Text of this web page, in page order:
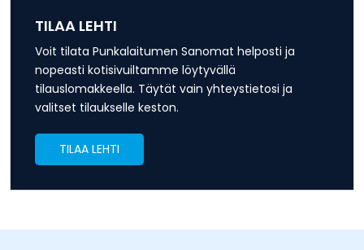
TILAA LEHTI
Voit tilata Punkalaitumen Sanomat helposti ja
nopeasti kotisivuiltamme löytyvällä
tilauslomakkeella. Täytät vain yhteystietosi ja
valitset tilaukselle keston.
TILAA LEHTI